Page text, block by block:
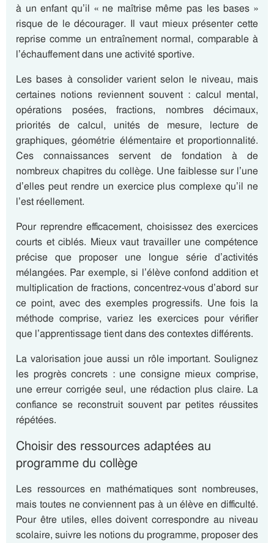
à un enfant qu’il « ne maîtrise même pas les bases »
risque de le décourager. Il vaut mieux présenter cette
reprise comme un entraînement normal, comparable à
l’échauffement dans une activité sportive.
Les bases à consolider varient selon le niveau, mais
certaines notions reviennent souvent : calcul mental,
opérations posées, fractions, nombres décimaux,
priorités de calcul, unités de mesure, lecture de
graphiques, géométrie élémentaire et proportionnalité.
Ces connaissances servent de fondation à de
nombreux chapitres du collège. Une faiblesse sur l’une
d’elles peut rendre un exercice plus complexe qu’il ne
l’est réellement.
Pour reprendre efficacement, choisissez des exercices
courts et ciblés. Mieux vaut travailler une compétence
précise que proposer une longue série d’activités
mélangées. Par exemple, si l’élève confond addition et
multiplication de fractions, concentrez-vous d’abord sur
ce point, avec des exemples progressifs. Une fois la
méthode comprise, variez les exercices pour vérifier
que l’apprentissage tient dans des contextes différents.
La valorisation joue aussi un rôle important. Soulignez
les progrès concrets : une consigne mieux comprise,
une erreur corrigée seul, une rédaction plus claire. La
confiance se reconstruit souvent par petites réussites
répétées.
Choisir des ressources adaptées au
programme du collège
Les ressources en mathématiques sont nombreuses,
mais toutes ne conviennent pas à un élève en difficulté.
Pour être utiles, elles doivent correspondre au niveau
scolaire, suivre les notions du programme, proposer des